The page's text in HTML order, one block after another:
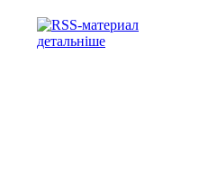
детальніше